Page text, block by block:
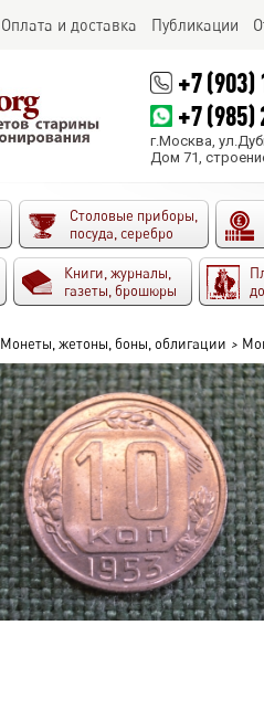
Оплата и доставка Публикации
+7 (903)
+7 (985)
г.Москва,
Дом 71,
Столовые приборы,
посуда, серебро
Книги, журналы,
газеты, брошюры
Монеты, жетоны, боны, облигации >